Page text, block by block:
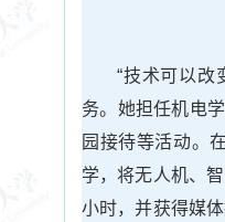
“技术可以改
务。她担任机电
园接待等活动。
学，将无人机、
小时，并获得媒